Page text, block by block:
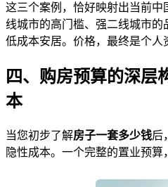
这三个案例，恰好映射出当前
线城市的高门槛、强二线城市
低成本安居。价格，最终是个人
四、购房预算的深层
本
当您初步了解房子一套多少钱后
隐性成本。一个完整的置业预算